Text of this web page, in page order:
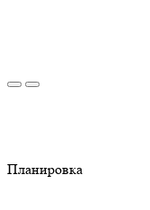
Планировка